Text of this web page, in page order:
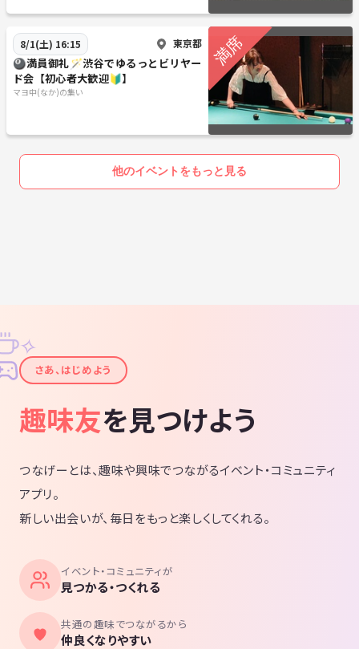
8/1(土) 16:15 東京都
🎱満員御礼🪄渋谷でゆるっとビリヤー
ド会【初心者大歓迎🔰】
マヨ中(なか)の集い
他のイベントをもっと見る
✦
✧
さあ、はじめよう
趣味友を見つけよう
つなげーとは、趣味や興味でつながるイベント・コミュニティ
アプリ。
新しい出会いが、毎日をもっと楽しくしてくれる。
イベント・コミュニティが
見つかる・つくれる
共通の趣味でつながるから
仲良くなりやすい